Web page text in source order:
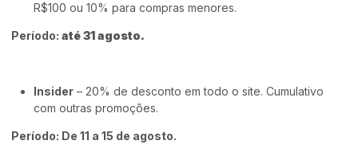
R$100 ou 10% para compras menores.
Período:até 31 agosto.
Insider – 20% de desconto em todo o site. Cumulativo
com outras promoções.
Período: De 11 a 15 de agosto.